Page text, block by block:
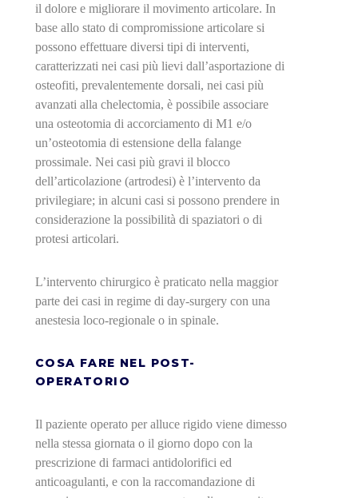
il dolore e migliorare il movimento articolare. In
base allo stato di compromissione articolare si
possono effettuare diversi tipi di interventi,
caratterizzati nei casi più lievi dall’asportazione di
osteofiti, prevalentemente dorsali, nei casi più
avanzati alla chelectomia, è possibile associare
una osteotomia di accorciamento di M1 e/o
un’osteotomia di estensione della falange
prossimale. Nei casi più gravi il blocco
dell’articolazione (artrodesi) è l’intervento da
privilegiare; in alcuni casi si possono prendere in
considerazione la possibilità di spaziatori o di
protesi articolari.
L’intervento chirurgico è praticato nella maggior
parte dei casi in regime di day-surgery con una
anestesia loco-regionale o in spinale.
COSA FARE NEL POST-
OPERATORIO
Il paziente operato per alluce rigido viene dimesso
nella stessa giornata o il giorno dopo con la
prescrizione di farmaci antidolorifici ed
anticoagulanti, e con la raccomandazione di